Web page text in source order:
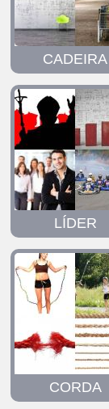
CADEIRA
LÍDER
CORDA